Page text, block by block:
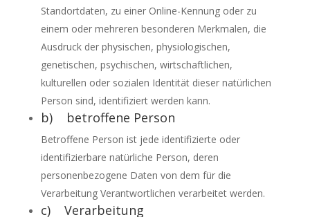
Standortdaten, zu einer Online-Kennung oder zu
einem oder mehreren besonderen Merkmalen, die
Ausdruck der physischen, physiologischen,
genetischen, psychischen, wirtschaftlichen,
kulturellen oder sozialen Identität dieser natürlichen
Person sind, identifiziert werden kann.
b) betroffene Person
Betroffene Person ist jede identifizierte oder
identifizierbare natürliche Person, deren
personenbezogene Daten von dem für die
Verarbeitung Verantwortlichen verarbeitet werden.
c) Verarbeitung